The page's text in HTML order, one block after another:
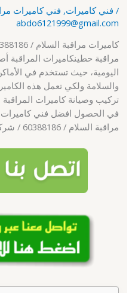
/ فني كاميرات, فني كاميرات
abdo6121999@gmail.com
مراقبة حطينكاميرات المراقبة
اليومية، حيث تستخدم في
والسلامة ولكي تعمل هذه
تركيب وصيانة كاميرات
في الحصول افضل فني كاميرات
مراقبة السلام / 60388186 / شركة تركيب كاميرات مراقبة حطين